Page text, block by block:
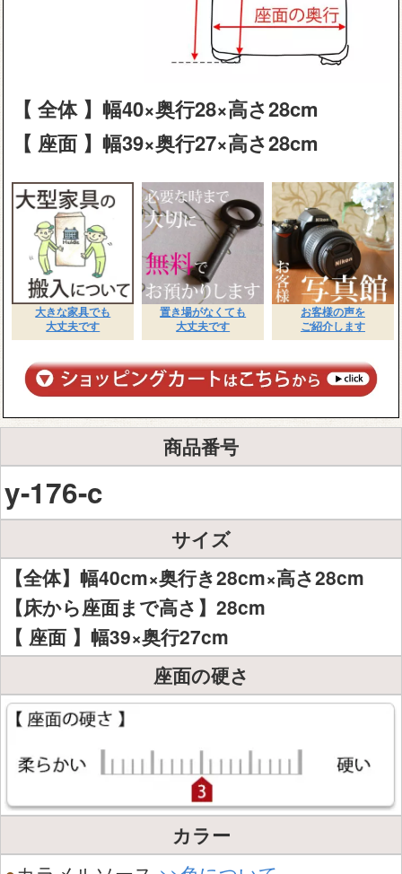
【 全体 】幅40×奥行28×高さ28cm
【 座面 】幅39×奥行27×高さ28cm
大きな家具でも
大丈夫です
置き場がなくても
大丈夫です
お客様の声を
ご紹介します
商品番号
y-176-c
サイズ
【全体】幅40cm×奥行き28cm×高さ28cm
【床から座面まで高さ】28cm
【 座面 】幅39×奥行27cm
座面の硬さ
カラー